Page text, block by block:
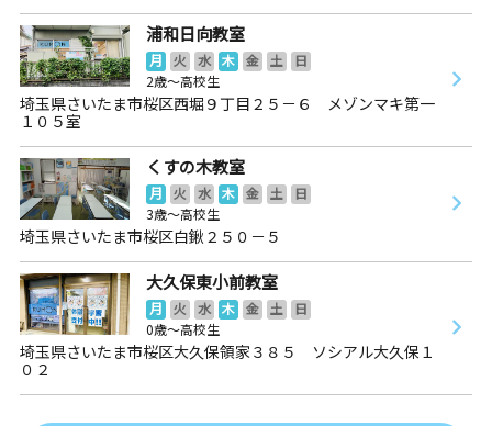
浦和日向教室
月 火 水 木 金 土
日
2歳～高校生
埼玉県さいたま市桜区西堀９丁目２５－６ メゾンマキ第一
１０５室
くすの木教室
月 火 水 木 金 土
日
3歳～高校生
埼玉県さいたま市桜区白鍬２５０－５
大久保東小前教室
月 火 水 木 金 土
日
0歳～高校生
埼玉県さいたま市桜区大久保領家３８５ ソシアル大久保１
０２